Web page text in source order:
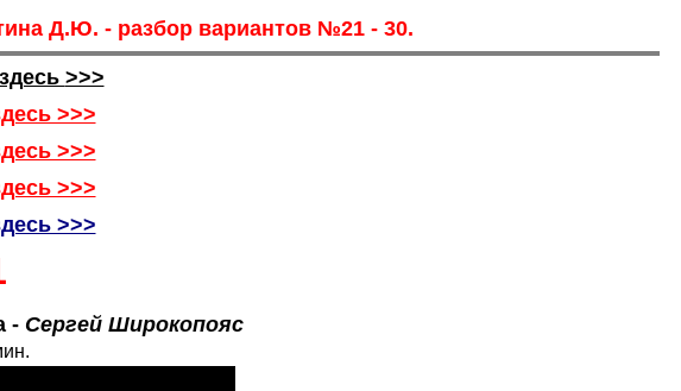
Д.Ю. - разбор вариантов №21 - 30.
>>>
>>>
>>>
>>>
>>>
- Сергей Широкопояс